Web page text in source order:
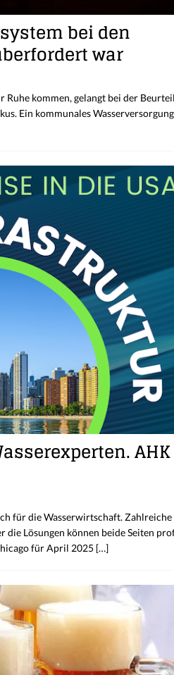
bei den
war
Ruhe kommen, gelangt bei der
Ein kommunales
AHK
für die Wasserwirtschaft. Zahlreiche
die Lösungen können beide Seiten
für April 2025 […]